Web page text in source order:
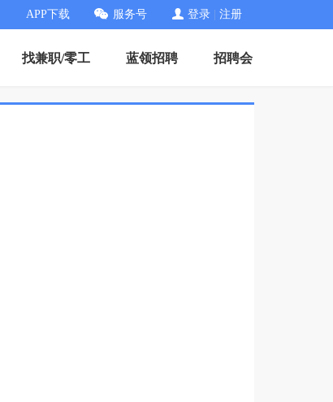
APP下载 服务号 登录 注册
找兼职/零工 蓝领招聘 招聘会